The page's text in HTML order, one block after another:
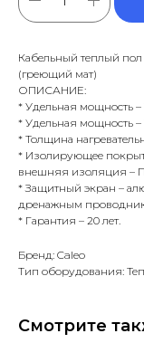
Кабельный теплый пол
(греющий мат)
ОПИСАНИЕ:
* Удельная мощность
* Удельная мощность
* Толщина
* Изолирующее
внешняя изоляция –
* Защитный экран –
дренажным
* Гарантия – 20 лет.
Бренд: Caleo
Тип оборудования:
Смотрите